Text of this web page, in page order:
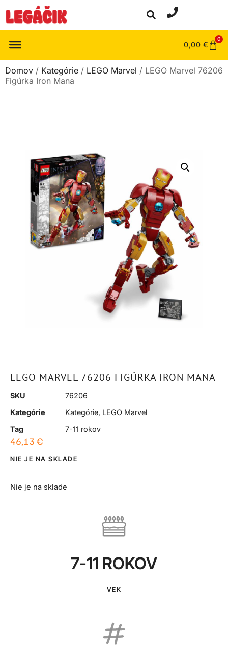
0,00 €
0
Domov / Kategórie / LEGO Marvel / LEGO Marvel 76206
Figúrka Iron Mana
LEGO MARVEL 76206 FIGÚRKA IRON MANA
SKU
76206
Kategórie
Kategórie, LEGO Marvel
Tag
7-11 rokov
46,13 €
NIE JE NA SKLADE
Nie je na sklade
7-11 ROKOV
VEK